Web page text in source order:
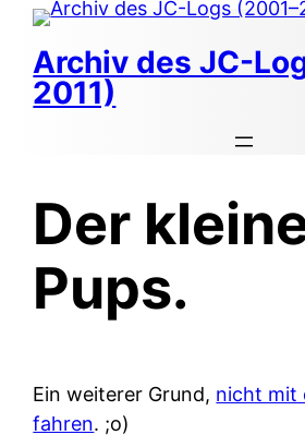
Zum
Inhalt
springen
Archiv des JC-
2011)
Der
Pups.
Ein weiterer Grund, nicht mit
fahren. ;o)